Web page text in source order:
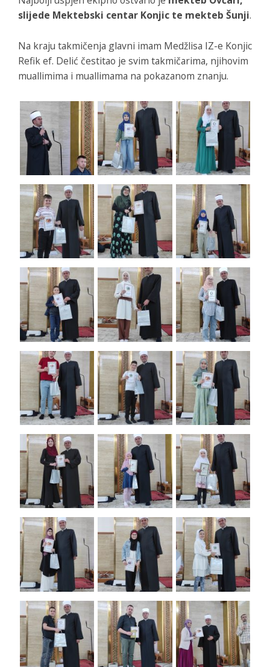
slijede Mektebski centar Konjic te mekteb Šunji.
Na kraju takmičenja glavni imam Medžlisa IZ-e Konjic
Refik ef. Delić čestitao je svim takmičarima, njihovim
muallimima i muallimama na pokazanom znanju.